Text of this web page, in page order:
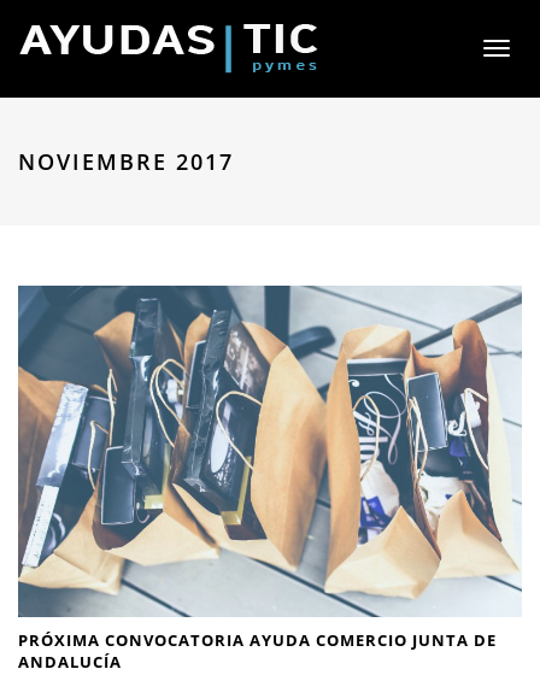
Toggle
NOVIEMBRE 2017
PRÓXIMA CONVOCATORIA AYUDA COMERCIO JUNTA DE
ANDALUCÍA